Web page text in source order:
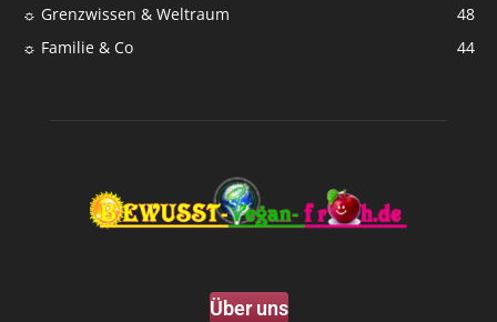
☼ Grenzwissen & Weltraum
48
☼ Familie & Co
44
Über uns